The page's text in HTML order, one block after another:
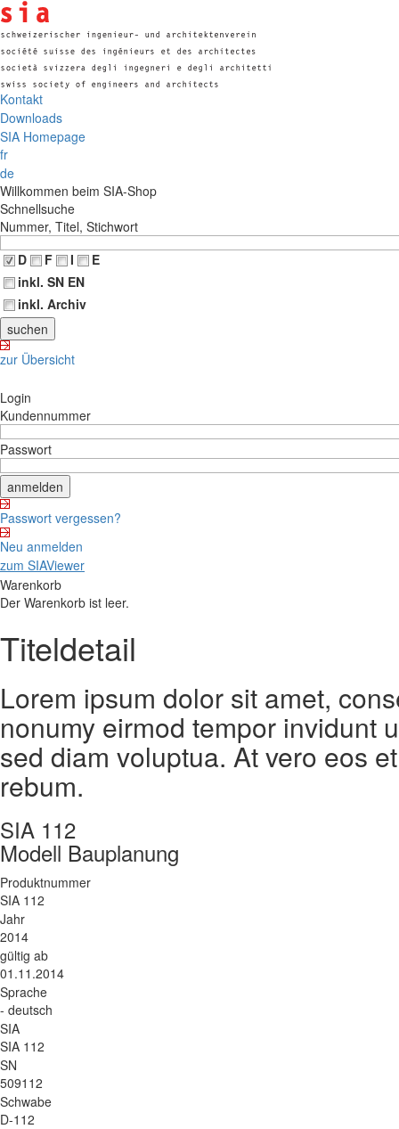
Kontakt
Downloads
SIA Homepage
fr
de
Willkommen beim SIA-Shop
Schnellsuche
Nummer, Titel, Stichwort
D
F I
E
inkl. SN EN
inkl. Archiv
zur Übersicht
Login
Kundennummer
Passwort
Passwort vergessen?
Neu anmelden
zum SIAViewer
Warenkorb
Der Warenkorb ist leer.
Titeldetail
Lorem ipsum dolor sit amet,
nonumy eirmod tempor invidunt
sed diam voluptua. At vero eos
rebum.
SIA 112
Modell Bauplanung
Produktnummer
SIA 112
Jahr
2014
gültig ab
01.11.2014
Sprache
- deutsch
SIA
SIA 112
SN
509112
Schwabe
D-112